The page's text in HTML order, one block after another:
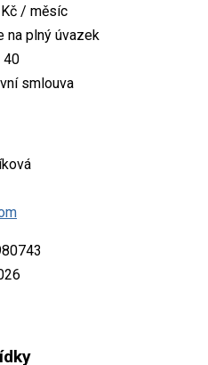
/ měsíc
na plný úvazek
40
smlouva